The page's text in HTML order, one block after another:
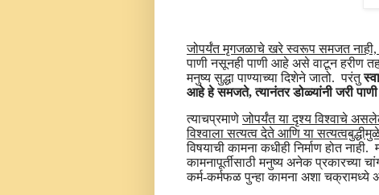
जोपर्यंत मृगजळाचे खरे स्वरूप समजत नाही,
पाणी नसूनही पाणी आहे असे वाटून हरीण
मनुष्य सुद्धा पाण्याच्या दिशेने जातो. परंतु
आहे हे समजते, त्यानंतर डोळ्यांनी जरी पाणी
त्याचप्रमाणेजोपर्यंत या दृश्य विश्वाचे
विश्वाला सत्यत्व देते आणि या
विषयाची कामना कधीही निर्माण होत
कामनापूर्तीसाठी मनुष्य अनेक प्रकारच्या
कर्म-कर्मफळ पुन्हा कामना अशा चक्रामध्ये